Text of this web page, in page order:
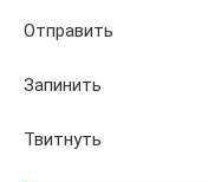
Отправить
Запинить
Твитнуть